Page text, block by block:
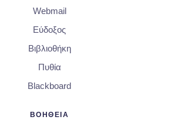
Webmail
Εύδοξος
Βιβλιοθήκη
Πυθία
Blackboard
ΒΟΗΘΕΙΑ